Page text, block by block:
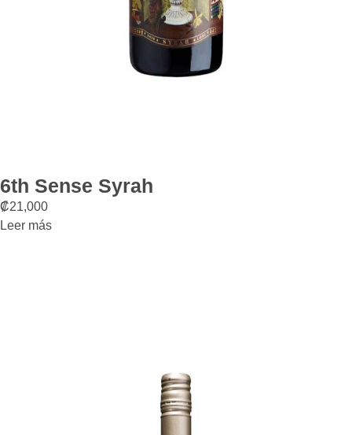
6th Sense Syrah
₡21,000
Leer más